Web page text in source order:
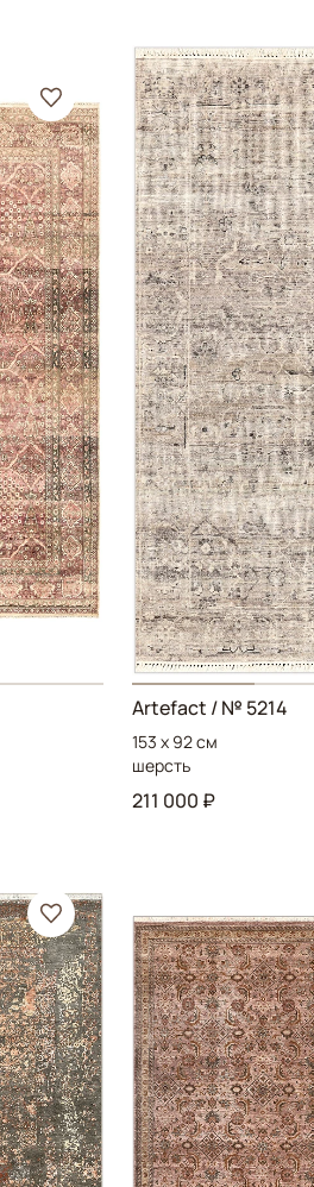
Artefact / № 5214
153 x 92 см
шерсть
211 000 ₽